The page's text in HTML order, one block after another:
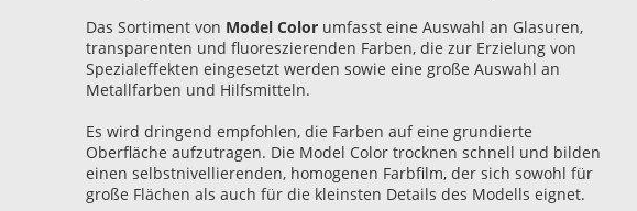
Das Sortiment von Model Colorumfasst eine Auswahl an Glasuren,
transparenten und fluoreszierenden Farben, die zur Erzielung von
Spezialeffekten eingesetzt werden sowie eine große Auswahl an
Metallfarben und Hilfsmitteln.
Es wird dringend empfohlen, die Farben auf eine grundierte
Oberfläche aufzutragen. Die Model Color trocknen schnell und bilden
einen selbstnivellierenden, homogenen Farbfilm, der sich sowohl für
große Flächen als auch für die kleinsten Details des Modells eignet.